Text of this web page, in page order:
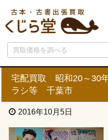
宅配買取 昭和20～30
ラシ等 千葉市
2016年10月5日